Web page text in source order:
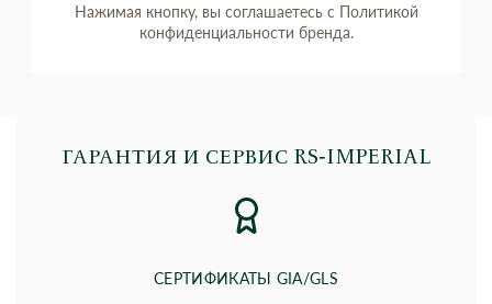
Нажимая кнопку, вы соглашаетесь с Политикой
конфиденциальности бренда.
ГАРАНТИЯ И СЕРВИС RS‑IMPERIAL
СЕРТИФИКАТЫ GIA/GLS